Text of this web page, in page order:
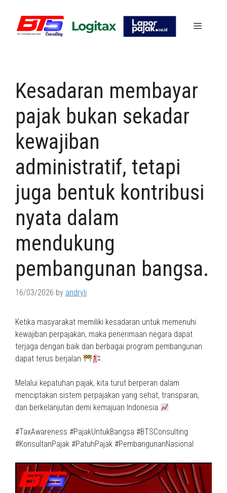
content
Menu
Kesadaran membayar
pajak bukan sekadar
kewajiban
administratif, tetapi
juga bentuk kontribusi
nyata dalam
mendukung
pembangunan bangsa.
16/03/2026 by andryli
Ketika masyarakat memiliki kesadaran untuk memenuhi
kewajiban perpajakan, maka penerimaan negara dapat
terjaga dengan baik dan berbagai program pembangunan
dapat terus berjalan
.
Melalui kepatuhan pajak, kita turut berperan dalam
menciptakan sistem perpajakan yang sehat, transparan,
dan berkelanjutan demi kemajuan Indonesia
#TaxAwareness #PajakUntukBangsa #BTSConsulting
#KonsultanPajak #PatuhPajak #PembangunanNasional